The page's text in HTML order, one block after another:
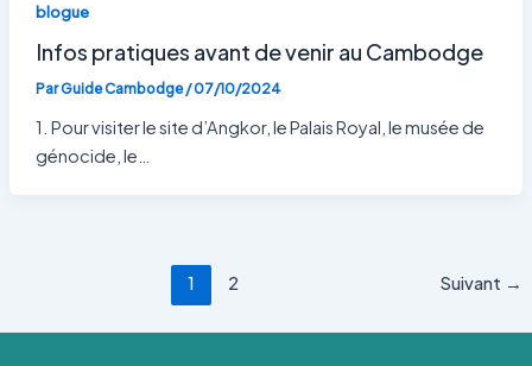
blogue
Infos pratiques avant de venir au Cambodge
ParGuide Cambodge/07/10/2024
1. Pour visiter le site d’Angkor, le Palais Royal, le musée de
génocide, le…
1 2 Suivant →